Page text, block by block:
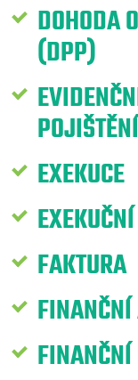
DOHODA
(DPP)
EXEKUCE
FAKTURA